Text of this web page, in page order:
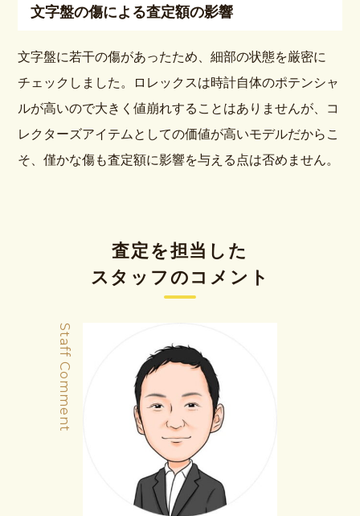
文字盤の傷による査定額の影響
文字盤に若干の傷があったため、細部の状態を厳密に
チェックしました。ロレックスは時計自体のポテンシャ
ルが高いので大きく値崩れすることはありませんが、コ
レクターズアイテムとしての価値が高いモデルだからこ
そ、僅かな傷も査定額に影響を与える点は否めません。
査定を担当した
スタッフのコメント
Staff Comment